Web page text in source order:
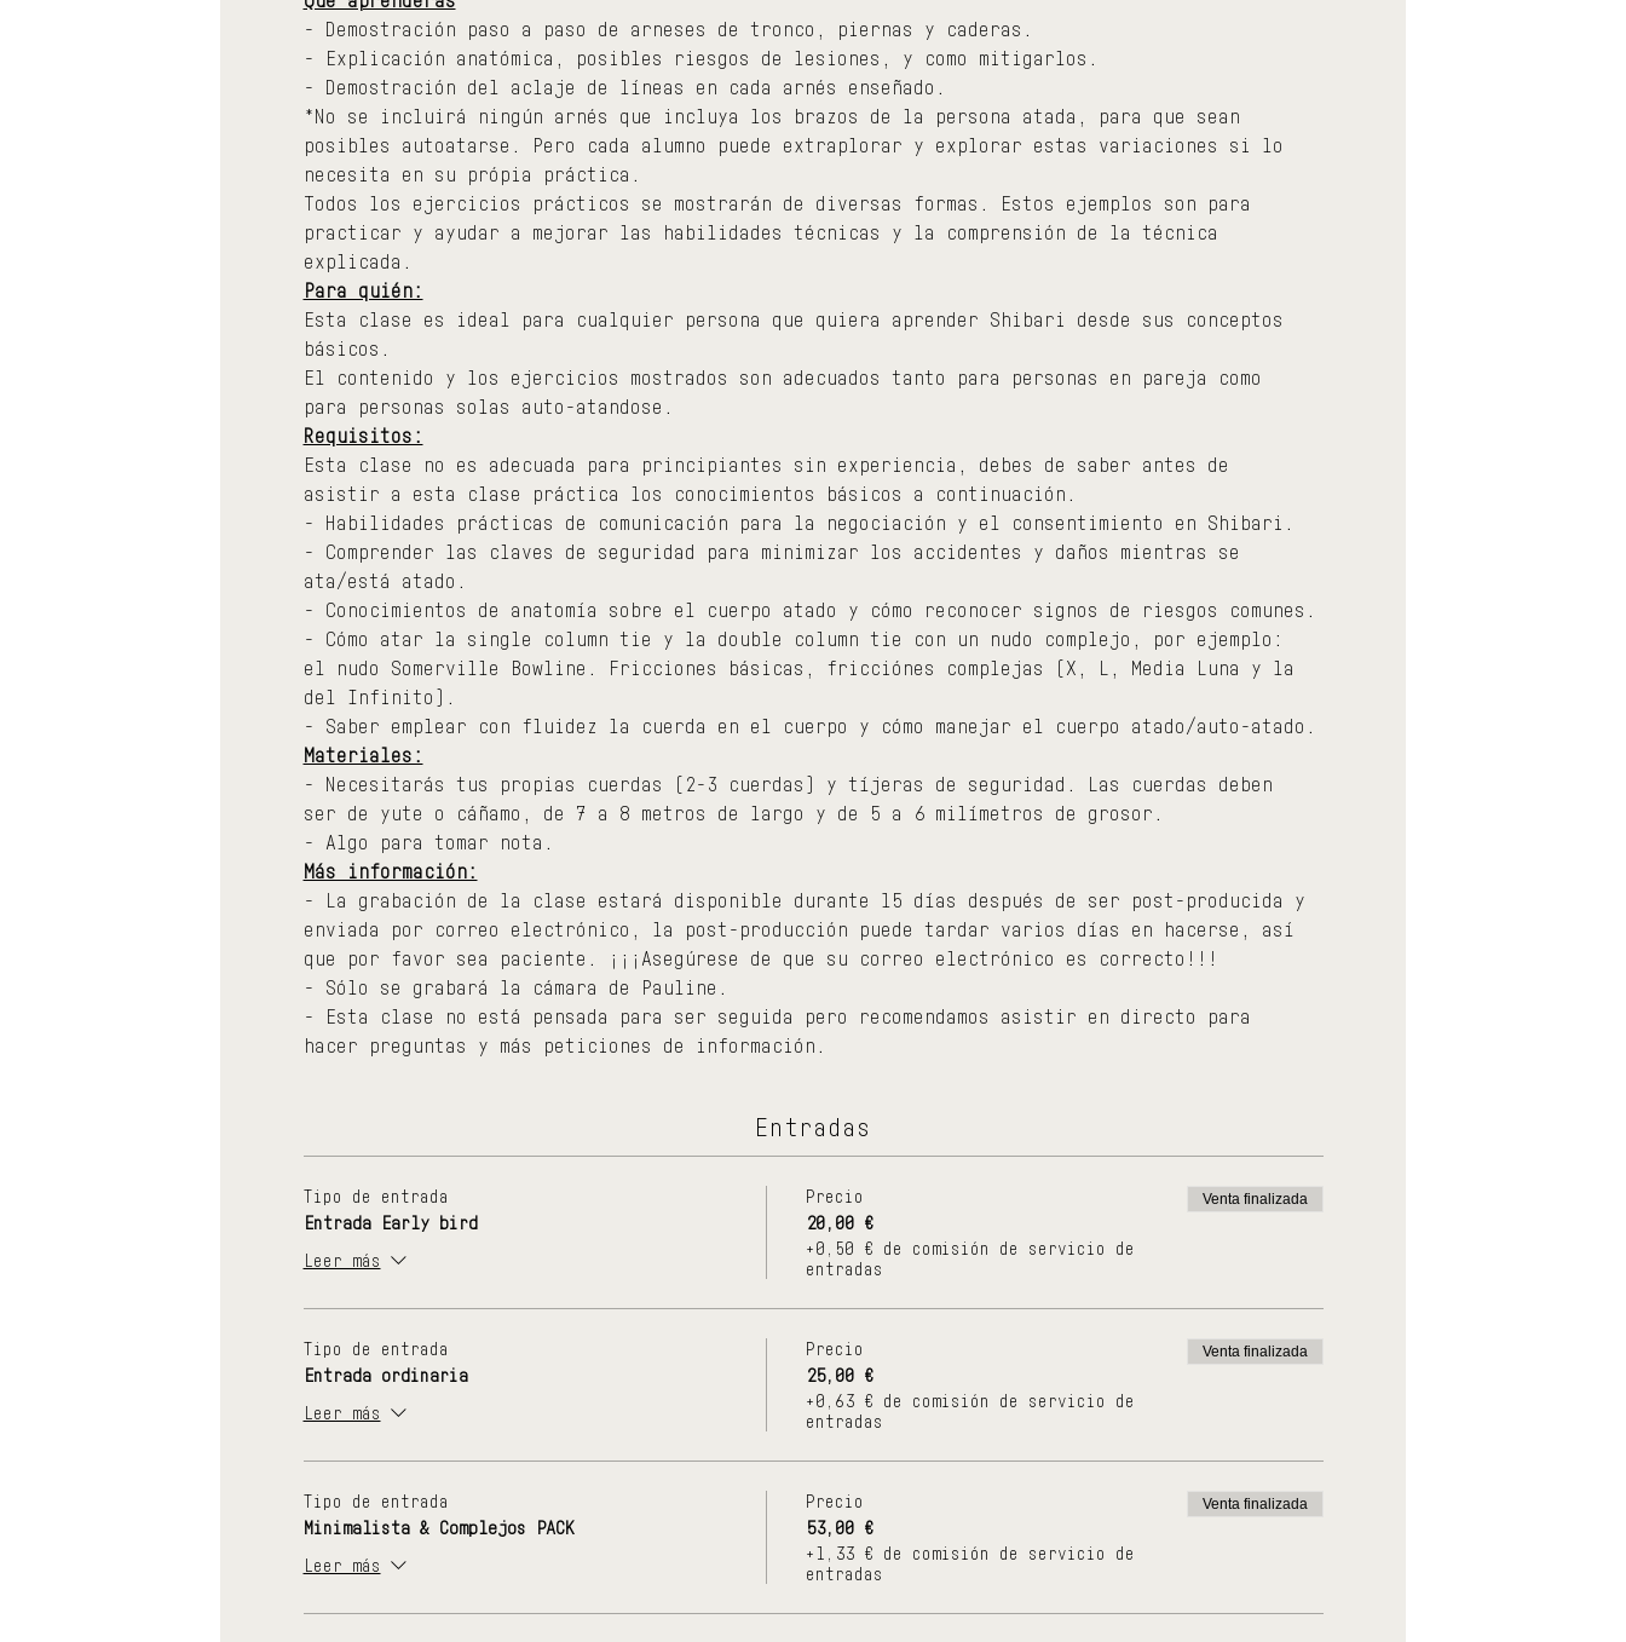
- Demostración paso a paso de arneses de tronco, piernas y caderas.
- Explicación anatómica, posibles riesgos de lesiones, y como mitigarlos.
- Demostración del aclaje de líneas en cada arnés enseñado.
*No se incluirá ningún arnés que incluya los brazos de la persona atada, para que sean
posibles autoatarse. Pero cada alumno puede extraplorar y explorar estas variaciones si lo
necesita en su própia práctica.
Todos los ejercicios prácticos se mostrarán de diversas formas. Estos ejemplos son para
practicar y ayudar a mejorar las habilidades técnicas y la comprensión de la técnica
explicada.
Para quién:
Esta clase es ideal para cualquier persona que quiera aprender Shibari desde sus conceptos
básicos.
El contenido y los ejercicios mostrados son adecuados tanto para personas en pareja como
para personas solas auto-atandose.
Requisitos:
Esta clase no es adecuada para principiantes sin experiencia, debes de saber antes de
asistir a esta clase práctica los conocimientos básicos a continuación.
- Habilidades prácticas de comunicación para la negociación y el consentimiento en Shibari.
- Comprender las claves de seguridad para minimizar los accidentes y daños mientras se
ata/está atado.
- Conocimientos de anatomía sobre el cuerpo atado y cómo reconocer signos de riesgos comunes.
- Cómo atar la single column tie y la double column tie con un nudo complejo, por ejemplo:
el nudo Somerville Bowline. Fricciones básicas, fricciónes complejas (X, L, Media Luna y la
del Infinito).
- Saber emplear con fluidez la cuerda en el cuerpo y cómo manejar el cuerpo atado/auto-atado.
Materiales:
- Necesitarás tus propias cuerdas (2-3 cuerdas) y tíjeras de seguridad. Las cuerdas deben
ser de yute o cáñamo, de 7 a 8 metros de largo y de 5 a 6 milímetros de grosor.
- Algo para tomar nota.
Más información:
- La grabación de la clase estará disponible durante 15 días después de ser post-producida y
enviada por correo electrónico, la post-producción puede tardar varios días en hacerse, así
que por favor sea paciente. ¡¡¡Asegúrese de que su correo electrónico es correcto!!!
- Sólo se grabará la cámara de Pauline.
- Esta clase no está pensada para ser seguida pero recomendamos asistir en directo para
hacer preguntas y más peticiones de información.
Entradas
Tipo de entrada
Entrada Early bird
Leer más
Precio
20,00 €
+0,50 € de comisión de servicio de
entradas
Venta finalizada
Tipo de entrada
Entrada ordinaria
Leer más
Precio
25,00 €
+0,63 € de comisión de servicio de
entradas
Venta finalizada
Tipo de entrada
Minimalista & Complejos PACK
Leer más
Precio
53,00 €
+1,33 € de comisión de servicio de
entradas
Venta finalizada